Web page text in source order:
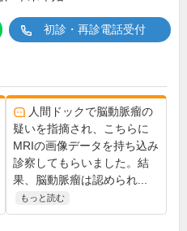
初診・再診電話受付
人間ドックで脳動脈瘤の
疑いを指摘され、こちらに
MRIの画像データを持ち込み
診察してもらいました。結
果、脳動脈瘤は認められ...
もっと読む